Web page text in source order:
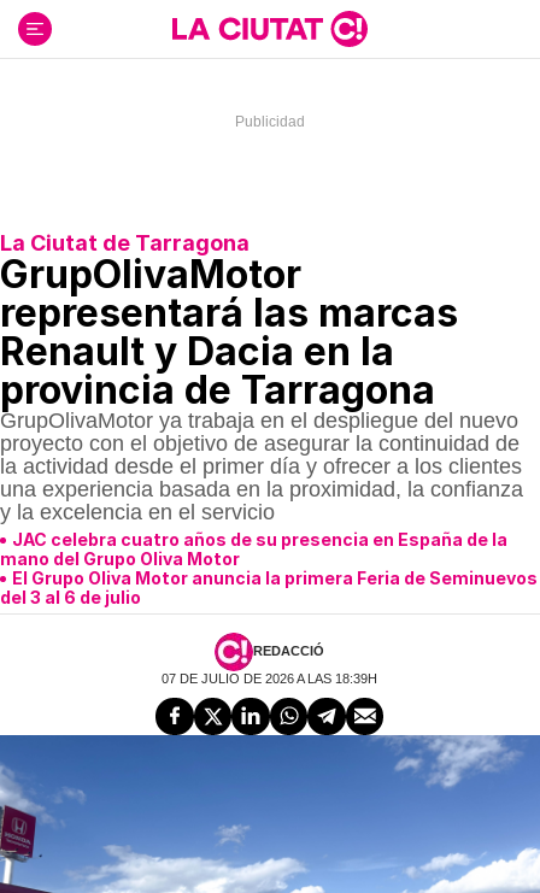
contenido
La Ciutat de Tarragona
GrupOlivaMotor
representará las marcas
Renault y Dacia en la
provincia de Tarragona
GrupOlivaMotor ya trabaja en el despliegue del nuevo
proyecto con el objetivo de asegurar la continuidad de
la actividad desde el primer día y ofrecer a los clientes
una experiencia basada en la proximidad, la confianza
y la excelencia en el servicio
JAC celebra cuatro años de su presencia en España de la
mano del Grupo Oliva Motor
El Grupo Oliva Motor anuncia la primera Feria de Seminuevos
del 3 al 6 de julio
REDACCIÓ
07 DE JULIO DE 2026 A LAS 18:39H